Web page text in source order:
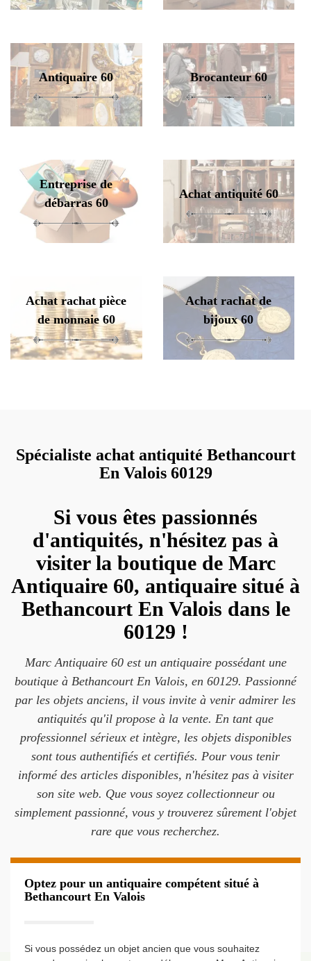
Antiquaire 60 Brocanteur 60
Entreprise de
débarras 60
Achat antiquité 60
Achat rachat pièce
de monnaie 60
Achat rachat de
bijoux 60
Spécialiste achat antiquité Bethancourt
En Valois 60129
Si vous êtes passionnés
d'antiquités, n'hésitez pas à
visiter la boutique de Marc
Antiquaire 60, antiquaire situé à
Bethancourt En Valois dans le
60129 !
Marc Antiquaire 60 est un antiquaire possédant une
boutique à Bethancourt En Valois, en 60129. Passionné
par les objets anciens, il vous invite à venir admirer les
antiquités qu'il propose à la vente. En tant que
professionnel sérieux et intègre, les objets disponibles
sont tous authentifiés et certifiés. Pour vous tenir
informé des articles disponibles, n'hésitez pas à visiter
son site web. Que vous soyez collectionneur ou
simplement passionné, vous y trouverez sûrement l'objet
rare que vous recherchez.
Optez pour un antiquaire compétent situé à
Bethancourt En Valois
Si vous possédez un objet ancien que vous souhaitez